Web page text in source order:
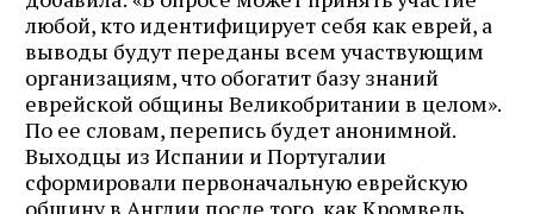
любой, кто идентифицирует себя как еврей, а
выводы будут переданы всем участвующим
организациям, что обогатит базу знаний
еврейской общины Великобритании в целом».
По ее словам, перепись будет анонимной.
Выходцы из Испании и Португалии
сформировали первоначальную еврейскую
общину в Англии после того, как Кромвель